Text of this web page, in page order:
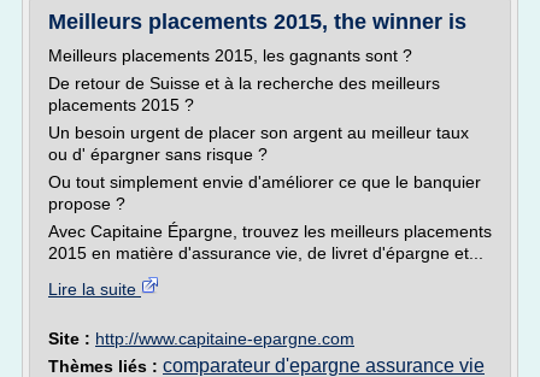
Meilleurs placements 2015, the winner is
Meilleurs placements 2015, les gagnants sont ?
De retour de Suisse et à la recherche des meilleurs
placements 2015 ?
Un besoin urgent de placer son argent au meilleur taux
ou d' épargner sans risque ?
Ou tout simplement envie d'améliorer ce que le banquier
propose ?
Avec Capitaine Épargne, trouvez les meilleurs placements
2015 en matière d'assurance vie, de livret d'épargne et...
Lire la suite
Site : http://www.capitaine-epargne.com
Thèmes liés : comparateur d'epargne assurance vie